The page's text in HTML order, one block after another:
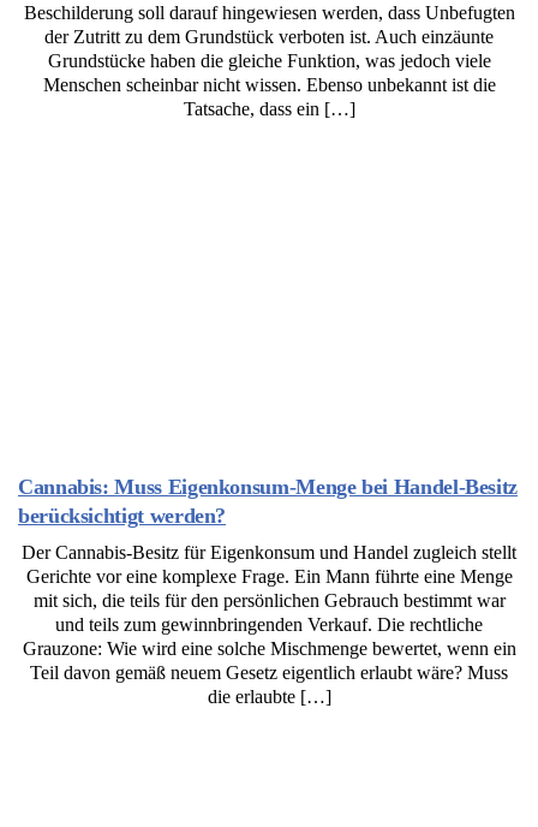
Beschilderung soll darauf hingewiesen werden, dass Unbefugten
der Zutritt zu dem Grundstück verboten ist. Auch einzäunte
Grundstücke haben die gleiche Funktion, was jedoch viele
Menschen scheinbar nicht wissen. Ebenso unbekannt ist die
Tatsache, dass ein […]
Cannabis: Muss Eigenkonsum-Menge bei Handel-Besitz
berücksichtigt werden?
Der Cannabis-Besitz für Eigenkonsum und Handel zugleich stellt
Gerichte vor eine komplexe Frage. Ein Mann führte eine Menge
mit sich, die teils für den persönlichen Gebrauch bestimmt war
und teils zum gewinnbringenden Verkauf. Die rechtliche
Grauzone: Wie wird eine solche Mischmenge bewertet, wenn ein
Teil davon gemäß neuem Gesetz eigentlich erlaubt wäre? Muss
die erlaubte […]